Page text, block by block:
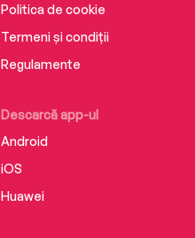
Descarcă app-ul
Android
iOS
Huawei
Politica de cookie
Termeni și condiții
Regulamente